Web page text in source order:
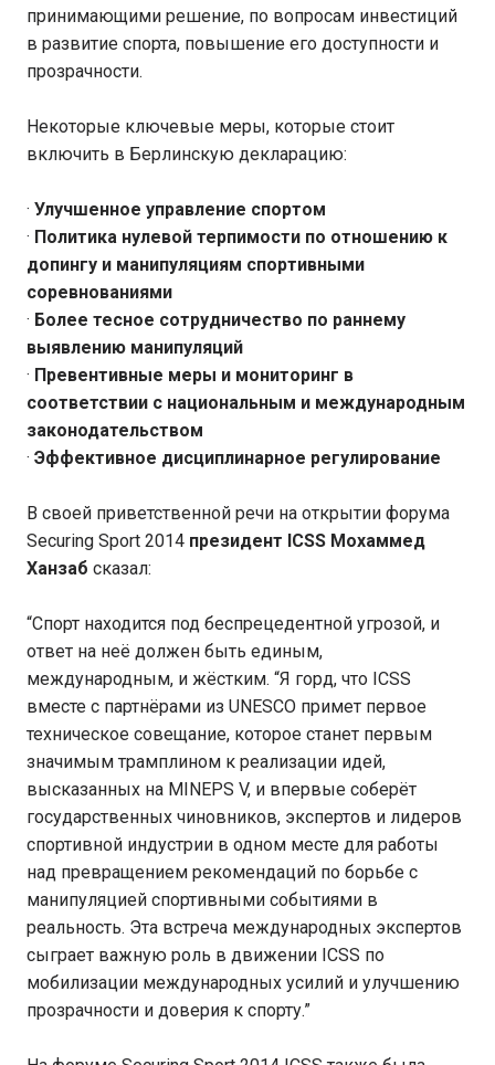
принимающими решение, по вопросам инвестиций
в развитие спорта, повышение его доступности и
прозрачности.
Некоторые ключевые меры, которые стоит
включить в Берлинскую декларацию:
· Улучшенное управление спортом
· Политика нулевой терпимости по отношению к
допингу и манипуляциям спортивными
соревнованиями
· Более тесное сотрудничество по раннему
выявлению манипуляций
· Превентивные меры и мониторинг в
соответствии с национальным и международным
законодательством
· Эффективное дисциплинарное регулирование
В своей приветственной речи на открытии форума
Securing Sport 2014 президент ICSS Мохаммед
Ханзаб сказал:
“Спорт находится под беспрецедентной угрозой, и
ответ на неё должен быть единым,
международным, и жёстким. “Я горд, что ICSS
вместе с партнёрами из UNESCO примет первое
техническое совещание, которое станет первым
значимым трамплином к реализации идей,
высказанных на MINEPS V, и впервые соберёт
государственных чиновников, экспертов и лидеров
спортивной индустрии в одном месте для работы
над превращением рекомендаций по борьбе с
манипуляцией спортивными событиями в
реальность. Эта встреча международных экспертов
сыграет важную роль в движении ICSS по
мобилизации международных усилий и улучшению
прозрачности и доверия к спорту.”